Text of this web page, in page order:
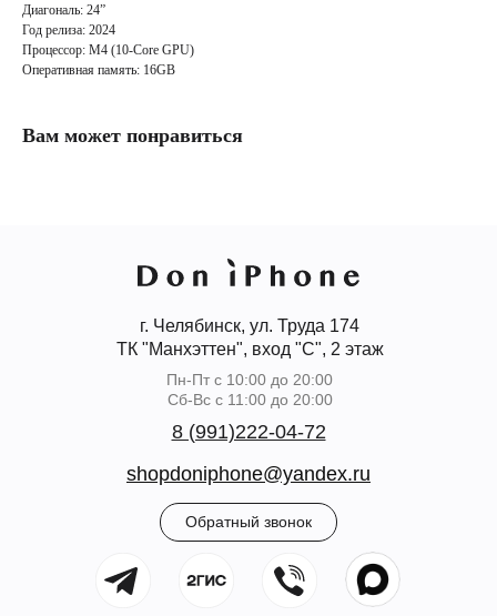
Диагональ: 24”
Год релиза: 2024
Процессор: M4 (10-Core GPU)
Оперативная память: 16GB
Вам может понравиться
г. Челябинск, ул. Труда 174
ТК "Манхэттен", вход "С", 2 этаж
Пн-Пт с 10:00 до 20:00
Сб-Вс с 11:00 до 20:00
Обратный звонок
8 (991)222-04-72
shopdoniphone@yandex.ru